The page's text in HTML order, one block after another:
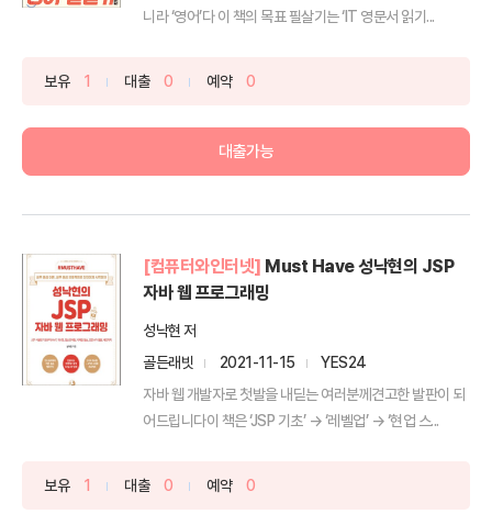
니라 ‘영어’다 이 책의 목표 필살기는 ‘IT 영문서 읽기...
보유 1 대출 0 예약 0
대출가능
[컴퓨터와인터넷] Must Have 성낙현의 JSP
자바 웹 프로그래밍
성낙현 저
골든래빗
2021-11-15
YES24
자바 웹 개발자로 첫발을 내딛는 여러분께견고한 발판이 되
어드립니다이 책은 ‘JSP 기초’ → ‘레벨업’ → ‘현업 스...
보유 1 대출 0 예약 0